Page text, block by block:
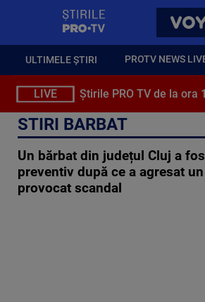
ULTIMELE ȘTIRI PROTV NEWS
LIVE Știrile PRO TV de la ora
STIRI BARBAT
Un bărbat din județul Cluj a
preventiv după ce a agresat
provocat scandal